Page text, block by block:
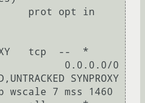
tcp  --  *
0.0.0.0/0
SYNPROXY
wscale 7 mss 1460